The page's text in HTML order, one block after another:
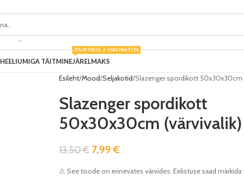
HEELIUMIGA TÄITMINEJÄRELMAKS
0% INTRESS, 3-OSAS MAKSTES
Esileht Mood Seljakotid Slazenger spordikott 50x30x30cm
Slazenger spordikott
50x30x30cm (värvivalik)
13,50€ 7,99€
⚠ See toode on erinevates värvides. Eelistuse saad